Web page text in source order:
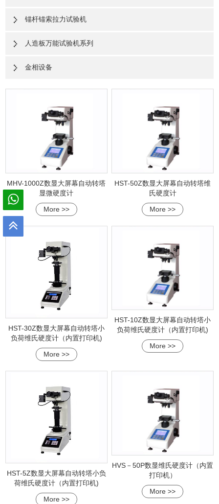
锚杆锚索拉力试验机
人造板万能试验机系列
金相设备
MHV-1000Z数显大屏幕自动转塔
显微硬度计
More >>
HST-50Z数显大屏幕自动转塔维
氏硬度计
More >>
HST-30Z数显大屏幕自动转塔小
负荷维氏硬度计（内置打印机)
More >>
HST-10Z数显大屏幕自动转塔小
负荷维氏硬度计（内置打印机)
More >>
HST-5Z数显大屏幕自动转塔小负
荷维氏硬度计（内置打印机)
More >>
HVS－50P数显维氏硬度计（内置
打印机）
More >>